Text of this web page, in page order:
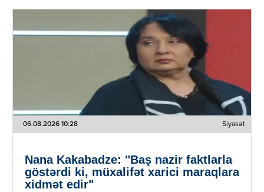
06.08.2026 10:28 Siyasət
Nana Kakabadze: "Baş nazir faktlarla
göstərdi ki, müxalifət xarici maraqlara
xidmət edir"